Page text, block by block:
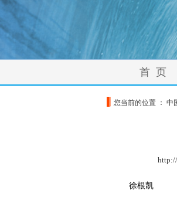
首 页
您当前的位置 ： 中
徐根凯